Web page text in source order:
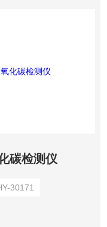
碳检测仪
30171